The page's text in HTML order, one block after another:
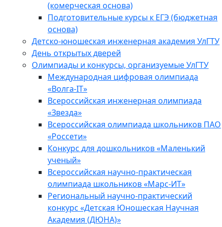
(комерческая основа)
Подготовительные курсы к ЕГЭ (бюджетная
основа)
Детско-юношеская инженерная академия УлГТУ
День открытых дверей
Олимпиады и конкурсы, организуемые УлГТУ
Международная цифровая олимпиада
«Волга-IT»
Всероссийская инженерная олимпиада
«Звезда»
Всероссийская олимпиада школьников ПАО
«Россети»
Конкурс для дошкольников «Маленький
ученый»
Всероссийская научно-практическая
олимпиада школьников «Марс-ИТ»
Региональный научно-практический
конкурс «Детская Юношеская Научная
Академия (ДЮНА)»